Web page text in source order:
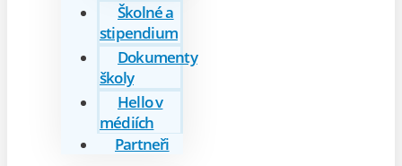
Školné a
stipendium
Dokumenty
školy
Hello v
médiích
Partneři